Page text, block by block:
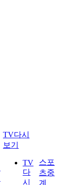
TV다시
보기
TV
다
시
스포
츠중
계